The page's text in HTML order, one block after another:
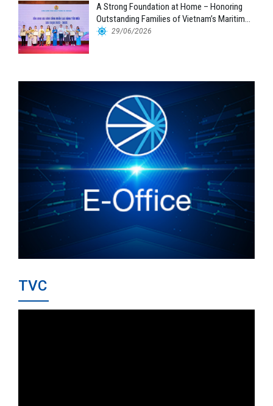
A Strong Foundation at Home – Honoring
Outstanding Families of Vietnam’s Maritime
Workforce
29/06/2026
TVC